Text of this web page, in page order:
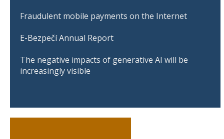
Fraudulent mobile payments on the Internet
E-Bezpečí Annual Report
The negative impacts of generative AI will be
increasingly visible